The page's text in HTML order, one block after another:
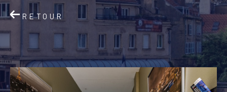
RETOUR
et trouvez le bien qui correspond à vos critères
Type d'offre
Vente
Type de bien
Sélectionner